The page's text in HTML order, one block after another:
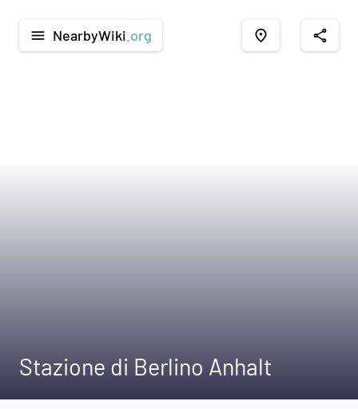
menu NearbyWiki .org place share
Stazione di Berlino Anhalt